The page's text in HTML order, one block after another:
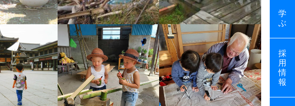
学
ぶ
採
用
情
報